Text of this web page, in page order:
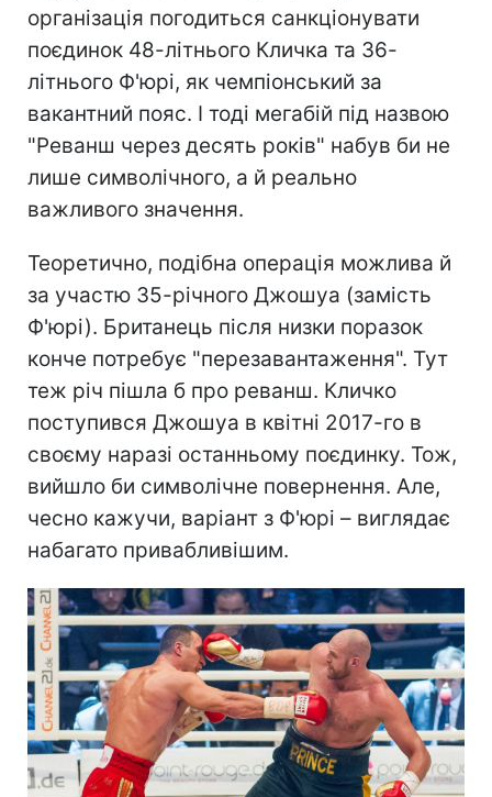
організація погодиться санкціонувати
поєдинок 48-літнього Кличка та 36-
літнього Ф'юрі, як чемпіонський за
вакантний пояс. І тоді мегабій під назвою
"Реванш через десять років" набув би не
лише символічного, а й реально
важливого значення.
Теоретично, подібна операція можлива й
за участю 35-річного Джошуа (замість
Ф'юрі). Британець після низки поразок
конче потребує "перезавантаження". Тут
теж річ пішла б про реванш. Кличко
поступився Джошуа в квітні 2017-го в
своєму наразі останньому поєдинку. Тож,
вийшло би символічне повернення. Але,
чесно кажучи, варіант з Ф'юрі – виглядає
набагато привабливішим.